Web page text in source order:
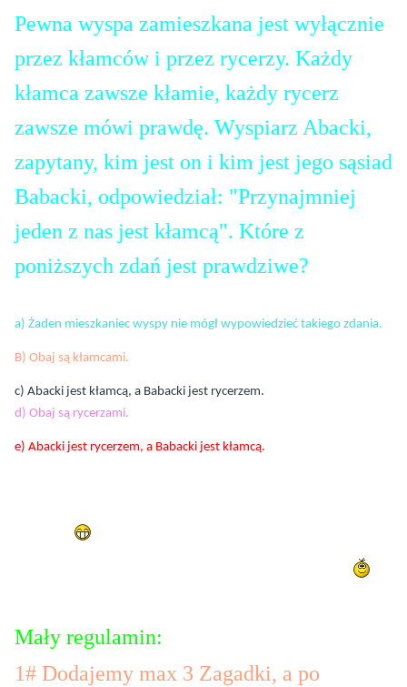
Pewna wyspa zamieszkana jest wyłącznie
przez kłamców i przez rycerzy. Każdy
kłamca zawsze kłamie, każdy rycerz
zawsze mówi prawdę. Wyspiarz Abacki,
zapytany, kim jest on i kim jest jego sąsiad
Babacki, odpowiedział: "Przynajmniej
jeden z nas jest kłamcą". Które z
poniższych zdań jest prawdziwe?
a) Żaden mieszkaniec wyspy nie mógł wypowiedzieć takiego zdania.
B) Obaj są kłamcami.
c) Abacki jest kłamcą, a Babacki jest rycerzem.
d) Obaj są rycerzami.
e) Abacki jest rycerzem, a Babacki jest kłamcą.
Mały regulamin:
1# Dodajemy max 3 Zagadki, a po